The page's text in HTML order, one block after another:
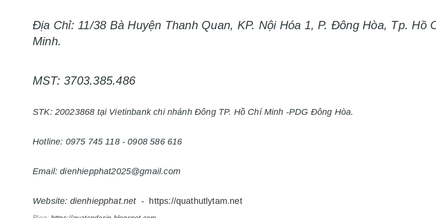
Địa Chỉ: 11/38 Bà Huyện Thanh Quan, KP. Nội Hóa 1, P. Đông Hòa, Tp. Hồ
Minh.
MST: 3703.385.486
STK: 20023868 tại Vietinbank chi nhánh Đông TP. Hồ Chí Minh -PDG Đông Hòa.
Hotline: 0975 745 118 - 0908 586 616
Email: dienhiepphat2025@gmail.com
Website: dienhiepphat.net - https://quathutlytam.net